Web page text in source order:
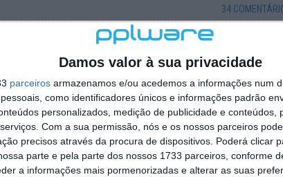
Damos valor à sua privacidade
parceiros armazenamos e/ou acedemos a informações num
como identificadores únicos e informações padrão
personalizados, medição de publicidade e conteúdos,
Com a sua permissão, nós e os nossos parceiros
precisos através da procura de dispositivos. Poderá clicar
parte e pela parte dos nossos 1733 parceiros, conforme
a informações mais pormenorizadas e alterar as suas
34
vez mais massificado, acontece por vezes a
são um dos principais meios móveis de levar o
e a qualquer momento, mas há alturas em que
artigo…
e disse-me que estava com um problema no
me respondeu que, a partir dum certo dia, o 3G